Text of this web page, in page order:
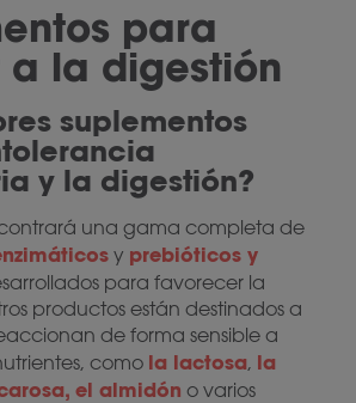
para
la digestión
suplementos
y la digestión?
una gama completa de
y prebióticos y
para favorecer la
productos están destinados a
de forma sensible a
como la lactosa, la
el almidón o varios